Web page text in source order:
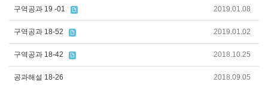
구역공과 19 -01 2019.01.08
구역공과 18-52 2019.01.02
구역공과 18-42 2018.10.25
공과해설 18-26 2018.09.05